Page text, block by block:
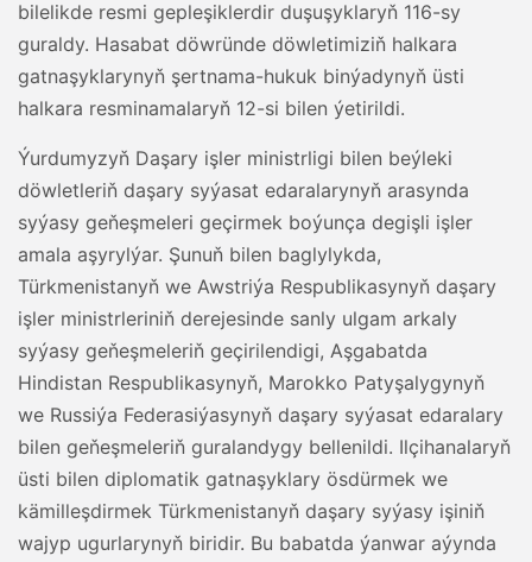
bilelikde resmi gepleşiklerdir duşuşyklaryň 116-sy
guraldy. Hasabat döwründe döwletimiziň halkara
gatnaşyklarynyň şertnama-hukuk binýadynyň üsti
halkara resminamalaryň 12-si bilen ýetirildi.
Ýurdumyzyň Daşary işler ministrligi bilen beýleki
döwletleriň daşary syýasat edaralarynyň arasynda
syýasy geňeşmeleri geçirmek boýunça degişli işler
amala aşyrylýar. Şunuň bilen baglylykda,
Türkmenistanyň we Awstriýa Respublikasynyň daşary
işler ministrleriniň derejesinde sanly ulgam arkaly
syýasy geňeşmeleriň geçirilendigi, Aşgabatda
Hindistan Respublikasynyň, Marokko Patyşalygynyň
we Russiýa Federasiýasynyň daşary syýasat edaralary
bilen geňeşmeleriň guralandygy bellenildi. Ilçihanalaryň
üsti bilen diplomatik gatnaşyklary ösdürmek we
kämilleşdirmek Türkmenistanyň daşary syýasy işiniň
wajyp ugurlarynyň biridir. Bu babatda ýanwar aýynda